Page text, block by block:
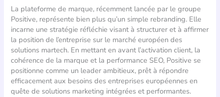
La plateforme de marque, récemment lancée par le groupe
Positive, représente bien plus qu’un simple rebranding. Elle
incarne une stratégie réfléchie visant à structurer et à affirmer
la position de l’entreprise sur le marché européen des
solutions martech. En mettant en avant l’activation client, la
cohérence de la marque et la performance SEO, Positive se
positionne comme un leader ambitieux, prêt à répondre
efficacement aux besoins des entreprises européennes en
quête de solutions marketing intégrées et performantes.